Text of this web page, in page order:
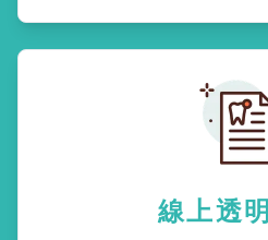
線上透